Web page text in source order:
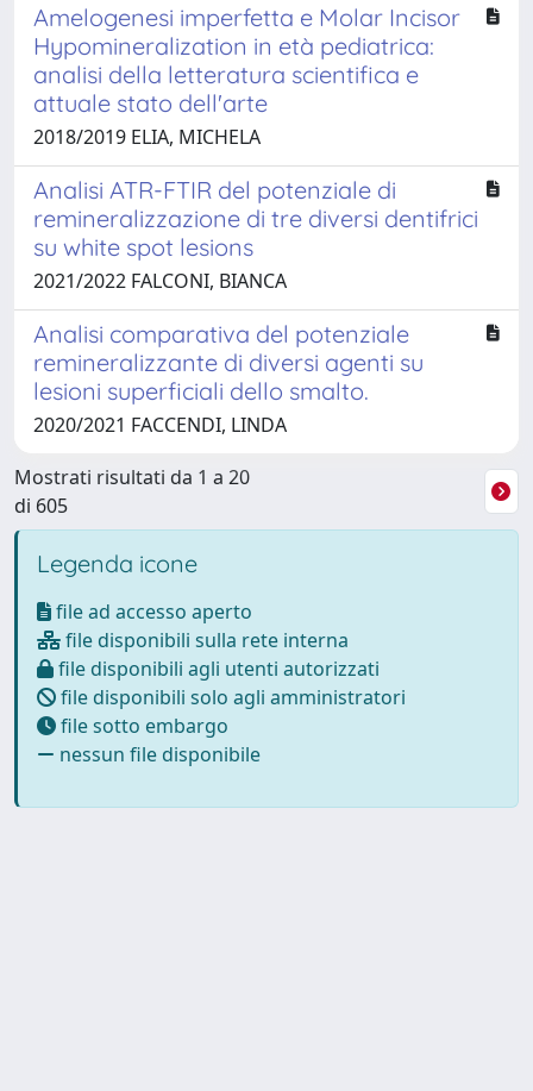
Amelogenesi imperfetta e Molar Incisor
Hypomineralization in età pediatrica:
analisi della letteratura scientifica e
attuale stato dell'arte
2018/2019 ELIA, MICHELA
Analisi ATR-FTIR del potenziale di
remineralizzazione di tre diversi dentifrici
su white spot lesions
2021/2022 FALCONI, BIANCA
Analisi comparativa del potenziale
remineralizzante di diversi agenti su
lesioni superficiali dello smalto.
2020/2021 FACCENDI, LINDA
Mostrati risultati da 1 a 20
di 605
Legenda icone
file ad accesso aperto
file disponibili sulla rete interna
file disponibili agli utenti autorizzati
file disponibili solo agli amministratori
file sotto embargo
nessun file disponibile